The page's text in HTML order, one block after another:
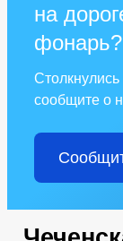
на
фонарь?
сообщите о